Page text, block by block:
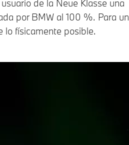
de la Neue Klasse una
por BMW al 100 %. Para un
lo físicamente posible.